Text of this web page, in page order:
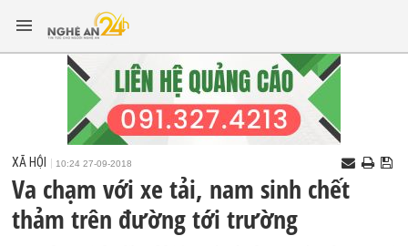
XÃ HỘI 10:24 27-09-2018
Va chạm với xe tải, nam sinh chết
thảm trên đường tới trường